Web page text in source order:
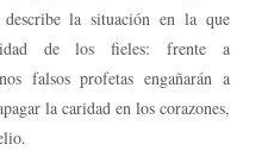
la situación en la que
de los fieles: frente a
falsos profetas engañarán a
la caridad en los corazones,